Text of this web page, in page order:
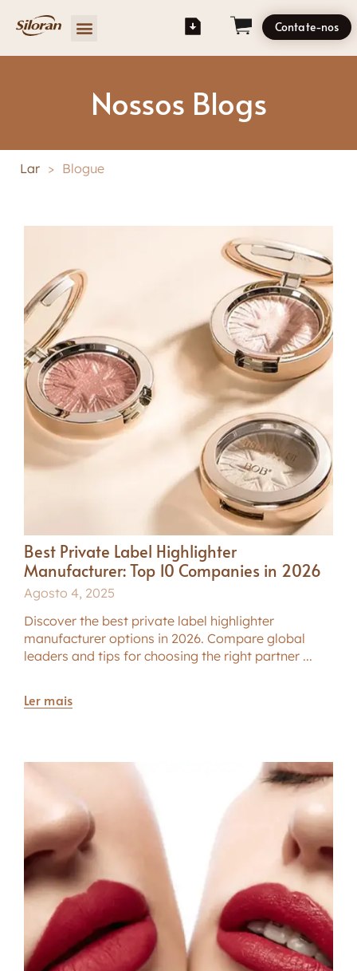
Contate-nos
Nossos Blogs
Lar > Blogue
Best Private Label Highlighter
Manufacturer: Top 10 Companies in 2026
Agosto 4, 2025
Discover the best private label highlighter
manufacturer options in 2026. Compare global
leaders and tips for choosing the right partner ...
Ler mais